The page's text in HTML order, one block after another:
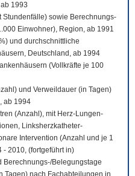
1993
Stundenfälle) sowie Berechnungs-
Einwohner), Region, ab 1991
und durchschnittliche
Deutschland, ab 1994
(Vollkräfte je 100
und Verweildauer (in Tagen)
ab 1994
(Anzahl), mit Herz-Lungen-
Linksherzkatheter-
Intervention (Anzahl und je 1
- 2010, (fortgeführt in)
Berechnungs-/Belegungstage